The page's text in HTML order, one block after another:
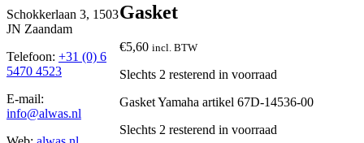
Gasket
€5,60 incl. BTW
Slechts 2 resterend in voorraad
Gasket Yamaha artikel 67D-14536-00
Slechts 2 resterend in voorraad
Schokkerlaan 3, 1503
JN Zaandam
Telefoon: +31 (0) 6
5470 4523
E-mail:
info@alwas.nl